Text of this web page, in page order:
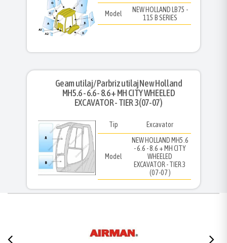
Model
NEW HOLLAND LB75 -
115 B SERIES
Geam utilaj/ Parbriz utilaj New Holland
MH5.6 - 6.6 - 8.6 + MH CITY WHEELED
EXCAVATOR - TIER 3 (07-07 )
Tip Excavator
Model
NEW HOLLAND MH5.6
- 6.6 - 8.6 + MH CITY
WHEELED
EXCAVATOR - TIER 3
(07-07 )